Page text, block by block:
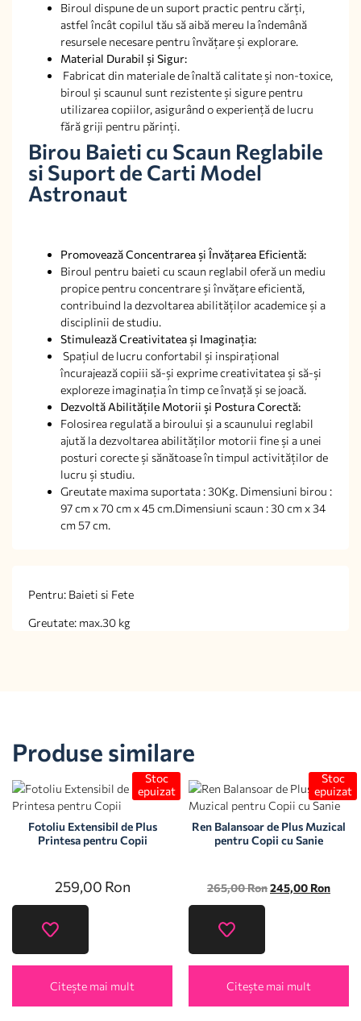
Biroul dispune de un suport practic pentru cărți,
astfel încât copilul tău să aibă mereu la îndemână
resursele necesare pentru învățare și explorare.
Material Durabil și Sigur:
Fabricat din materiale de înaltă calitate și non-toxice,
biroul și scaunul sunt rezistente și sigure pentru
utilizarea copiilor, asigurând o experiență de lucru
fără griji pentru părinți.
Birou Baieti cu Scaun Reglabile
si Suport de Carti Model
Astronaut
Promovează Concentrarea și Învățarea Eficientă:
Biroul pentru baieti cu scaun reglabil oferă un mediu
propice pentru concentrare și învățare eficientă,
contribuind la dezvoltarea abilităților academice și a
disciplinii de studiu.
Stimulează Creativitatea și Imaginația:
Spațiul de lucru confortabil și inspirațional
încurajează copiii să-și exprime creativitatea și să-și
exploreze imaginația în timp ce învață și se joacă.
Dezvoltă Abilitățile Motorii și Postura Corectă:
Folosirea regulată a biroului și a scaunului reglabil
ajută la dezvoltarea abilităților motorii fine și a unei
posturi corecte și sănătoase în timpul activităților de
lucru și studiu.
Greutate maxima suportata : 30Kg. Dimensiuni birou :
97 cm x 70 cm x 45 cm.Dimensiuni scaun : 30 cm x 34
cm 57 cm.
Pentru: Baieti si Fete
Greutate: max.30 kg
Produse similare
Stoc
epuizat
Fotoliu Extensibil de Plus
Printesa pentru Copii
259,00 Ron
Citește mai mult
Stoc
epuizat
Ren Balansoar de Plus Muzical
pentru Copii cu Sanie
265,00Ron245,00 Ron
Citește mai mult